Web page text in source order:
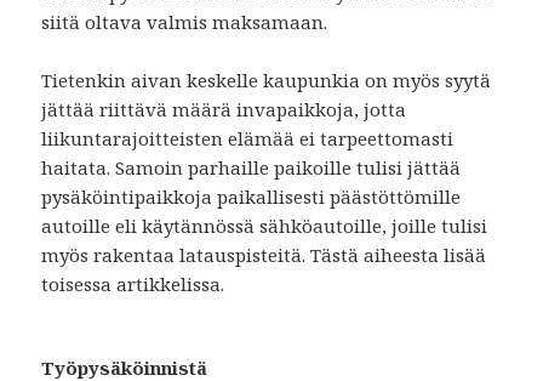
siitä oltava valmis maksamaan.
Tietenkin aivan keskelle kaupunkia on myös syytä
jättää riittävä määrä invapaikkoja, jotta
liikuntarajoitteisten elämää ei tarpeettomasti
haitata. Samoin parhaille paikoille tulisi jättää
pysäköintipaikkoja paikallisesti päästöttömille
autoille eli käytännössä sähköautoille, joille tulisi
myös rakentaa latauspisteitä. Tästä aiheesta lisää
toisessa artikkelissa.
Työpysäköinnistä